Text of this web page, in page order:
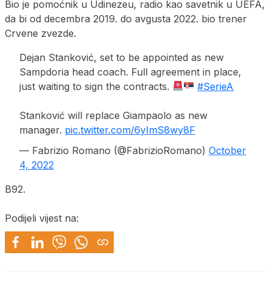
Bio je pomoćnik u Udinezeu, radio kao savetnik u UEFA,
da bi od decembra 2019. do avgusta 2022. bio trener
Crvene zvezde.
Dejan Stanković, set to be appointed as new
Sampdoria head coach. Full agreement in place,
just waiting to sign the contracts.
#SerieA
Stanković will replace Giampaolo as new
manager. pic.twitter.com/6yImS8wy8F
— Fabrizio Romano (@FabrizioRomano) October
4, 2022
B92.
Podijeli vijest na: